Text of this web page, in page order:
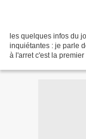
les quelques infos du
inquiétantes : je parle
à l'arret c'est la premier